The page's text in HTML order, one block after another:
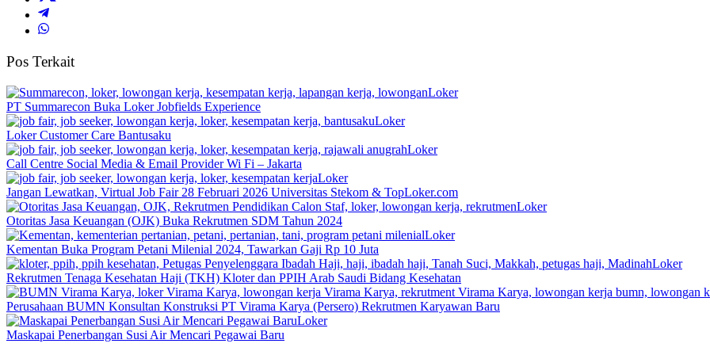
Pos Terkait
Loker
PT Summarecon Buka Loker Jobfields Experience
Loker
Loker Customer Care Bantusaku
Loker
Call Centre Social Media & Email Provider Wi Fi – Jakarta
Loker
Jangan Lewatkan, Virtual Job Fair 28 Februari 2026 Universitas Stekom & TopLoker.com
Loker
Otoritas Jasa Keuangan (OJK) Buka Rekrutmen SDM Tahun 2024
Loker
Kementan Buka Program Petani Milenial 2024, Tawarkan Gaji Rp 10 Juta
Loker
Rekrutmen Tenaga Kesehatan Haji (TKH) Kloter dan PPIH Arab Saudi Bidang Kesehatan
Perusahaan BUMN Konsultan Konstruksi PT Virama Karya (Persero) Rekrutmen Karyawan Baru
Loker
Maskapai Penerbangan Susi Air Mencari Pegawai Baru